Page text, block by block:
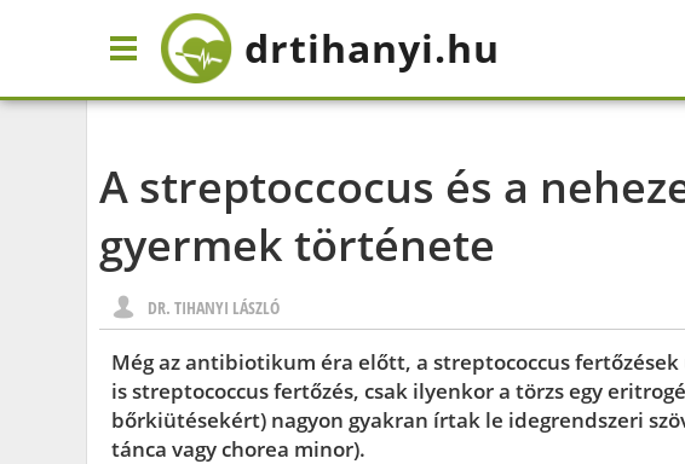
drtihanyi.hu
A streptoccocus és a
gyermek története
DR. TIHANYI LÁSZLÓ
Még az antibiotikum éra előtt, a streptococcus
is streptococcus fertőzés, csak ilyenkor a törzs egy
bőrkiütésekért) nagyon gyakran írtak le idegrendszeri
tánca vagy chorea minor).